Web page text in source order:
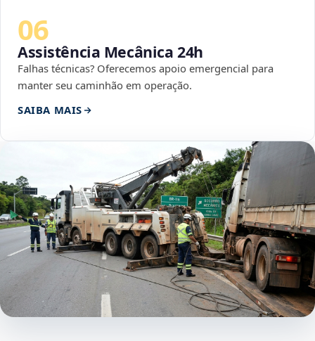
06
Assistência Mecânica 24h
Falhas técnicas? Oferecemos apoio emergencial para
manter seu caminhão em operação.
SAIBA MAIS